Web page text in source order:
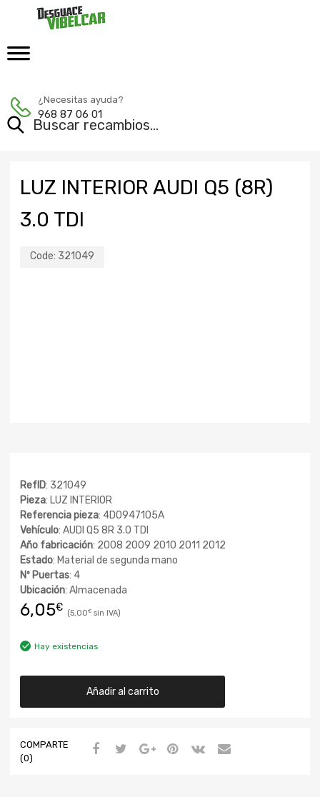
¿Necesitas ayuda?
968 87 06 01
LUZ INTERIOR AUDI Q5 (8R)
3.0 TDI
Code: 321049
RefID: 321049
Pieza: LUZ INTERIOR
Referencia pieza: 4D0947105A
Vehículo: AUDI Q5 8R 3.0 TDI
Año fabricación: 2008 2009 2010 2011 2012
Estado: Material de segunda mano
Nº Puertas: 4
Ubicación: Almacenada
6,05€ 5,00€
Hay existencias
Añadir al carrito
COMPARTE
(0)